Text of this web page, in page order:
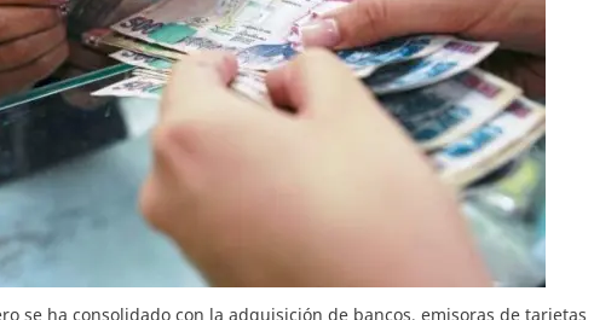
se ha consolidado con la adquisición de bancos, emisoras de tarjetas